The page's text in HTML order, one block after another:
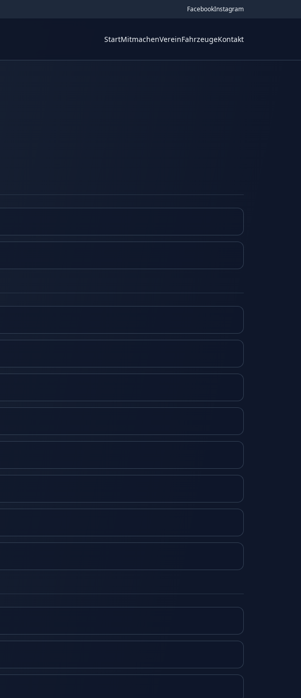
FacebookInstagram
StartMitmachenVereinFahrzeugeKontakt